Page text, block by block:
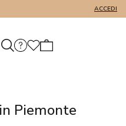
ACCEDI
Piemonte